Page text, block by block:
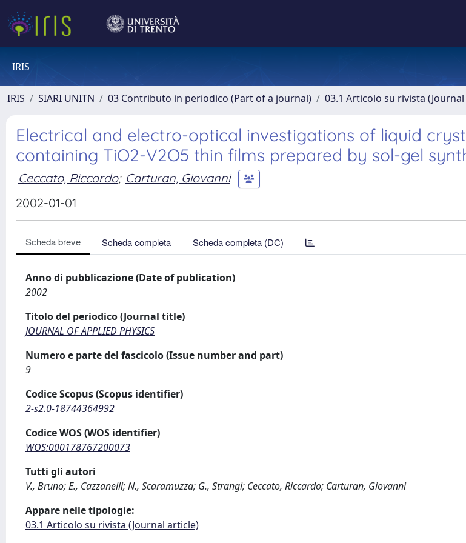
IRIS
IRIS SIARI UNITN 03 Contributo in periodico (Part of a journal) 03.1 Articolo su rivista
Electrical and electro-optical investigations of liquid
containing TiO2-V2O5 thin films prepared by sol-gel
Ceccato, Riccardo; Carturan, Giovanni
2002-01-01
Scheda breve Scheda completa Scheda completa (DC)
Anno di pubblicazione (Date of publication)
2002
Titolo del periodico (Journal title)
JOURNAL OF APPLIED PHYSICS
Numero e parte del fascicolo (Issue number and part)
9
Codice Scopus (Scopus identifier)
2-s2.0-18744364992
Codice WOS (WOS identifier)
WOS:000178767200073
Tutti gli autori
V., Bruno; E., Cazzanelli; N., Scaramuzza; G., Strangi; Ceccato, Riccardo; Carturan, Giovanni
Appare nelle tipologie:
03.1 Articolo su rivista (Journal article)